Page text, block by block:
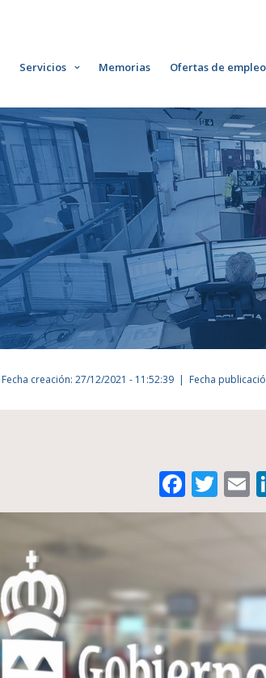
Servicios Memorias Ofertas de empleo
Fecha
Fecha creación: 27/12/2021 - 11:52:39